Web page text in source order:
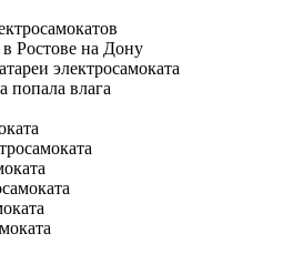
Ростове на Дону
электросамоката
попала влага